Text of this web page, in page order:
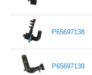
P65697138
P65697139